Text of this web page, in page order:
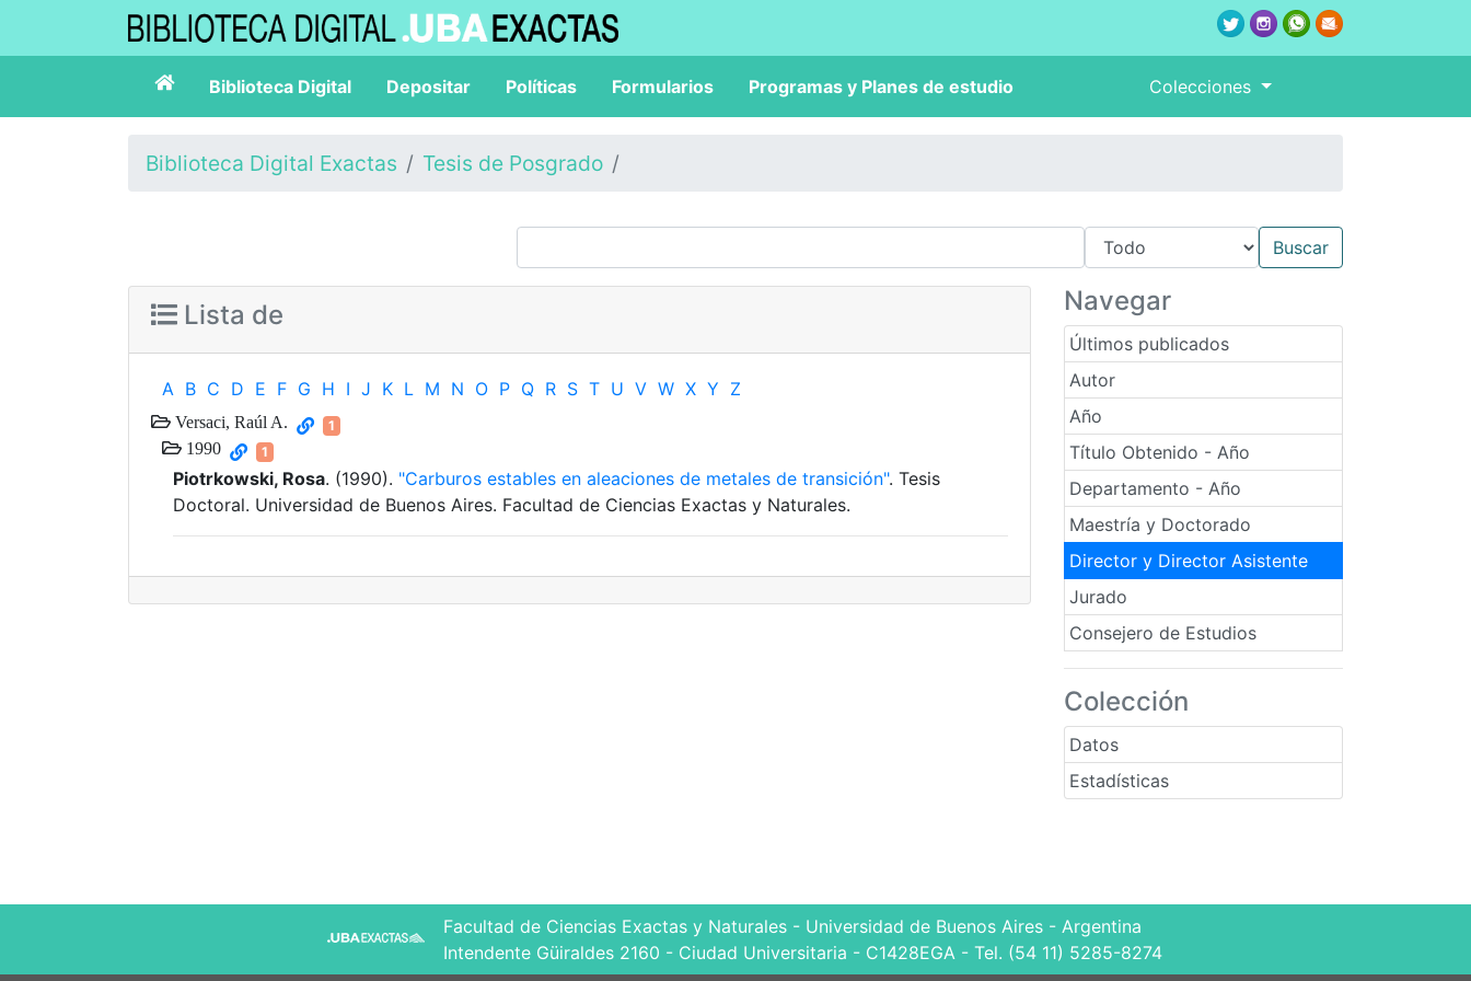
Biblioteca Digital Depositar Políticas Formularios Programas y Planes de estudio Colecciones
Biblioteca Digital Exactas Tesis de Posgrado
Navegar
Últimos publicados
Autor
Año
Título Obtenido - Año
Departamento - Año
Maestría y Doctorado
Director y Director Asistente
Jurado
Consejero de Estudios
Colección
Datos
Estadísticas
Lista de
A B C D E F G H I J K L M N O P Q R S T U V W X Y Z
Versaci, Raúl A. 1
1990 1
Piotrkowski, Rosa. (1990). "Carburos estables en aleaciones de metales de transición". Tesis
Doctoral. Universidad de Buenos Aires. Facultad de Ciencias Exactas y Naturales.
Facultad de Ciencias Exactas y Naturales - Universidad de Buenos Aires - Argentina
Intendente Güiraldes 2160 - Ciudad Universitaria - C1428EGA - Tel. (54 11) 5285-8274